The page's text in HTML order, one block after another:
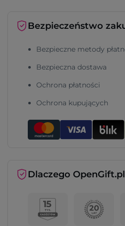
Bezpieczeństwo
Bezpieczne metody
Bezpieczna dostawa
Ochrona płatności
Ochrona kupujących
Dlaczego